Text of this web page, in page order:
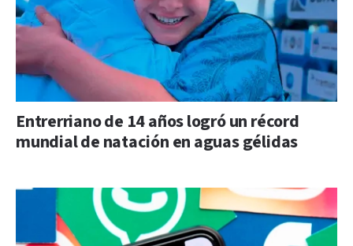
Entrerriano de 14 años logró un récord
mundial de natación en aguas gélidas